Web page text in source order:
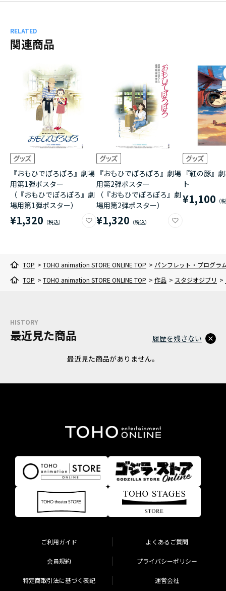
RELATED
関連商品
『おもひでぽろぽろ』劇場
用第1弾ポスター
（『おもひでぽろぽろ』劇
場用第1弾ポスター）
¥1,320
『おもひでぽろぽろ』劇場
用第2弾ポスター
（『おもひでぽろぽろ』劇
場用第2弾ポスター）
¥1,320
『紅の豚』
ト
¥1,100
TOP > TOHO animation STORE ONLINE TOP > パンフレット・プログラ
TOP > TOHO animation STORE ONLINE TOP > 作品 > スタジオジブリ >
HISTORY
最近見た商品
最近見た商品がありません。
履歴を残さない
ご利用ガイド よくあるご質問
会員規約 プライバシーポリシー
特定商取引法に基づく表記 運営会社